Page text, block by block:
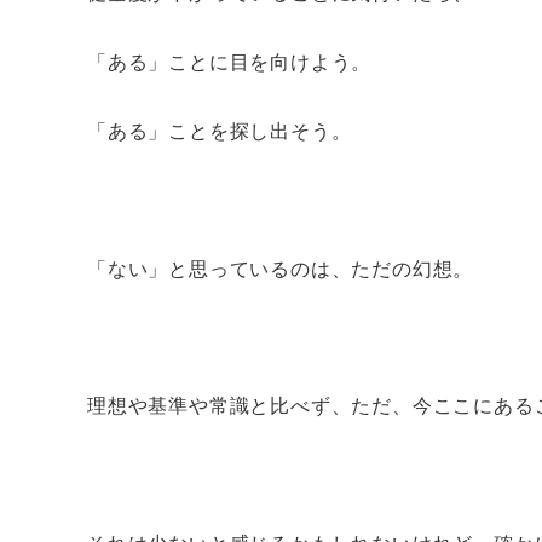
「ある」ことに目を向けよう。
「ある」ことを探し出そう。
「ない」と思っているのは、ただの幻想。
理想や基準や常識と比べず、ただ、今ここにある